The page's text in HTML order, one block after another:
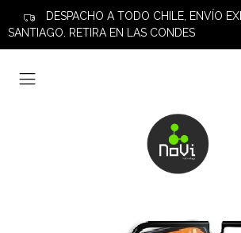
DESPACHO A TODO CHILE, ENVÍO
SANTIAGO. RETIRA EN LAS CONDES